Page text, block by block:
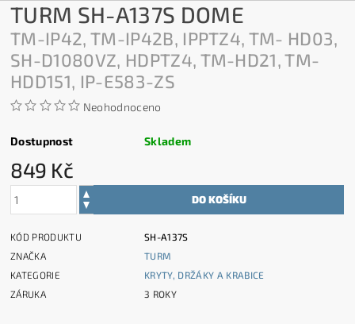
TURM SH-A137S DOME
TM-IP42, TM-IP42B, IPPTZ4, TM- HD03,
SH-D1080VZ, HDPTZ4, TM-HD21, TM-
HDD151, IP-E583-ZS
Neohodnoceno
Dostupnost Skladem
849 Kč
KÓD PRODUKTU
SH-A137S
ZNAČKA
TURM
KATEGORIE
KRYTY, DRŽÁKY A KRABICE
ZÁRUKA
3 ROKY